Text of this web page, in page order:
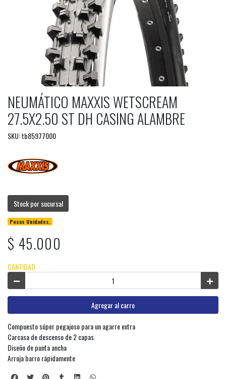
NEUMÁTICO MAXXIS WETSCREAM
27.5X2.50 ST DH CASING ALAMBRE
SKU: tb85977000
Stock por sucursal
Pocas Unidades.
$ 45.000
CANTIDAD
Agregar al carro
Compuesto súper pegajoso para un agarre extra
Carcasa de descenso de 2 capas
Diseño de punta ancha
Arroja barro rápidamente